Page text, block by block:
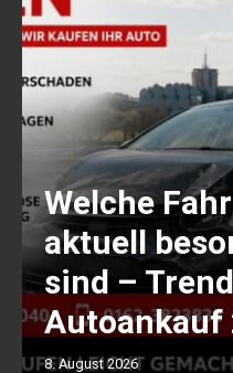
Welche
aktuell
sind –
Autoankauf
8. August 2026